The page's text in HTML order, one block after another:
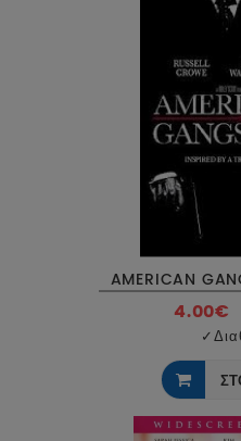
AMERICAN
4.00€
✓